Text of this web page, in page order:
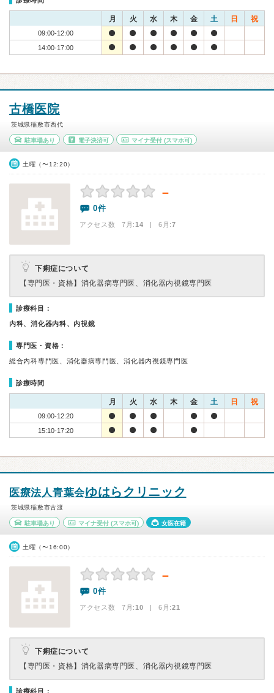
月 火 水 木 金 土 日 祝
09:00-12:00
14:00-17:00
古橋医院
茨城県稲敷市西代
駐車場あり 電子決済可 マイナ受付 (スマホ可)
土曜（〜12:20）
－
0件
アクセス数 7月:14 | 6月:7
下痢症について
【専門医・資格】 消化器病専門医、消化器内視鏡専門医
診療科目：
内科、消化器内科、内視鏡
専門医・資格：
総合内科専門医、消化器病専門医、消化器内視鏡専門医
診療時間
月 火 水 木 金 土 日 祝
09:00-12:20
15:10-17:20
医療法人青葉会ゆはらクリニック
茨城県稲敷市古渡
駐車場あり マイナ受付(スマホ可) 女医在籍
土曜（〜16:00）
－
0件
アクセス数 7月:10 | 6月:21
下痢症について
【専門医・資格】 消化器病専門医、消化器内視鏡専門医
診療科目：